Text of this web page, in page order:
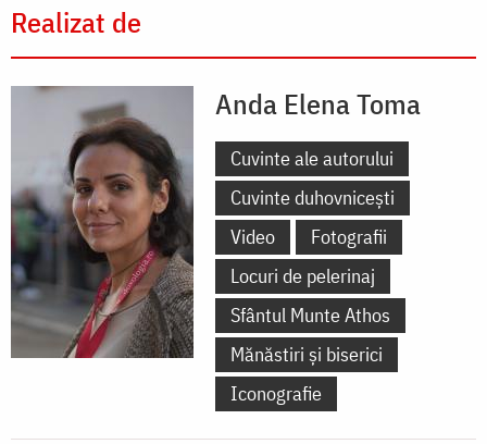
Realizat de
Anda Elena Toma
Cuvinte ale autorului
Cuvinte duhovnicești
Video
Fotografii
Locuri de pelerinaj
Sfântul Munte Athos
Mănăstiri și biserici
Iconografie